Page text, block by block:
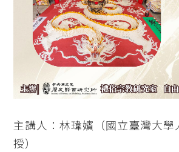
主講人：林瑋嬪（國立臺灣大
授）